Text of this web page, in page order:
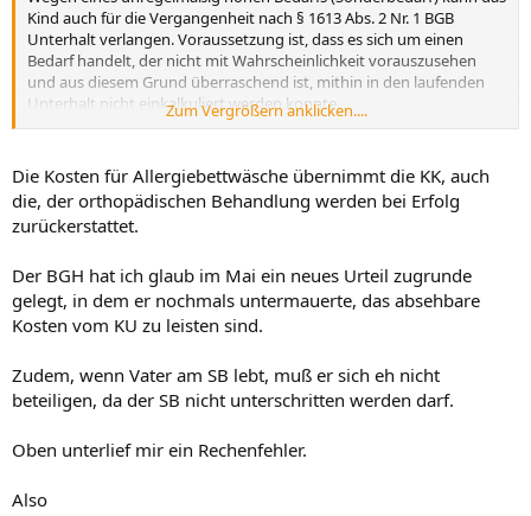
Kind auch für die Vergangenheit nach § 1613 Abs. 2 Nr. 1 BGB
Unterhalt verlangen. Voraussetzung ist, dass es sich um einen
Bedarf handelt, der nicht mit Wahrscheinlichkeit vorauszusehen
und aus diesem Grund überraschend ist, mithin in den laufenden
Unterhalt nicht einkalkuliert werden konnte.
Allergien, Kosten z.B für neue Bettwäsche bei
Hausstaubmilbenallergie
Kieferorthopädische Behandlung über mehrere Jahre hinweg
Umzugskosten
Zum Vergrößern anklicken....
Die Kosten für Allergiebettwäsche übernimmt die KK, auch
die, der orthopädischen Behandlung werden bei Erfolg
zurückerstattet.
Der BGH hat ich glaub im Mai ein neues Urteil zugrunde
gelegt, in dem er nochmals untermauerte, das absehbare
Kosten vom KU zu leisten sind.
Zudem, wenn Vater am SB lebt, muß er sich eh nicht
beteiligen, da der SB nicht unterschritten werden darf.
Oben unterlief mir ein Rechenfehler.
Also